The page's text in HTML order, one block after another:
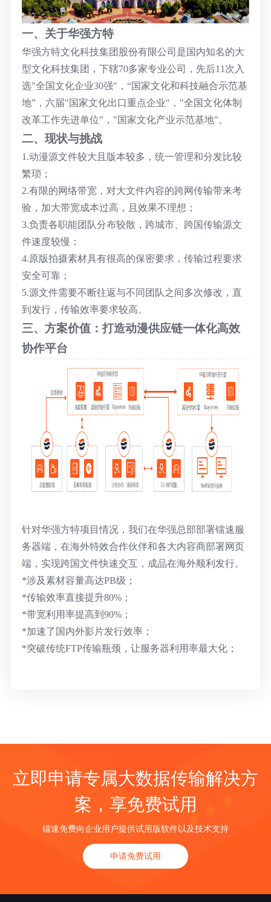
影视制作业
一、关于华强方特
华强方特文化科技集团股份有限公司是国内知名的大
型文化科技集团，下辖70多家专业公司，先后11次入
选"全国文化企业30强"，“国家文化和科技融合示范基
地”，六届"国家文化出口重点企业"，"全国文化体制
改革工作先进单位"，"国家文化产业示范基地"。
二、现状与挑战
1.动漫源文件较大且版本较多，统一管理和分发比较
繁琐；
2.有限的网络带宽，对大文件内容的跨网传输带来考
验，加大带宽成本过高，且效果不理想；
3.负责各职能团队分布较散，跨城市、跨国传输源文
件速度较慢；
4.原版拍摄素材具有很高的保密要求，传输过程要求
安全可靠；
5.源文件需要不断往返与不同团队之间多次修改，直
到发行，传输效率要求较高。
三、方案价值：打造动漫供应链一体化高效
协作平台
针对华强方特项目情况，我们在华强总部部署镭速服
务器端，在海外特效合作伙伴和各大内容商部署网页
端，实现跨国文件快速交互，成品在海外顺利发行。
*涉及素材容量高达PB级；
*传输效率直接提升80%；
*带宽利用率提高到90%；
*加速了国内外影片发行效率；
*突破传统FTP传输瓶颈，让服务器利用率最大化；
立即申请专属大数据传输解决方
案，享免费试用
镭速免费向企业用户提供试用版软件以及技术支持
申请免费试用